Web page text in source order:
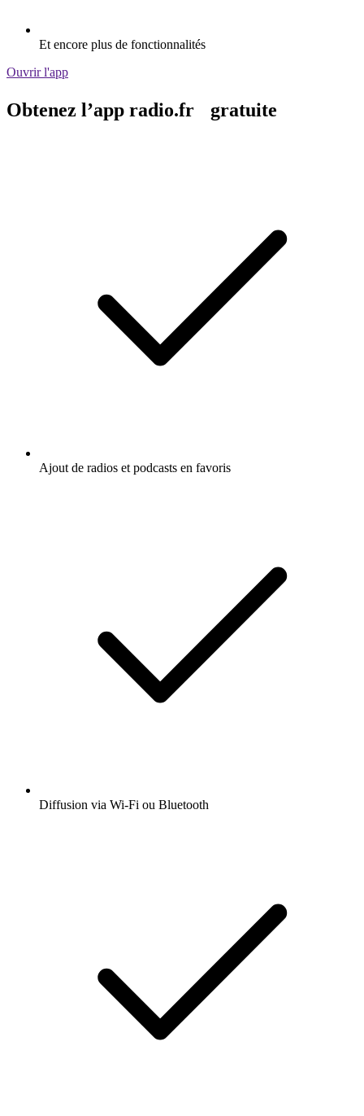
Et encore plus de fonctionnalités
Ouvrir l'app
Obtenez l’app radio.fr gratuite
Ajout de radios et podcasts en favoris
Diffusion via Wi-Fi ou Bluetooth